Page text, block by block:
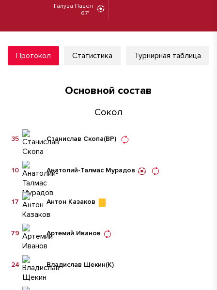
Галуза Павел
67'
Протокол Статистика Турнирная таблица
Основной состав
Сокол
Станислав Скопа(ВР)
35
Анатолий-Талмас Мурадов
10
Антон Казаков
17
Артемий Иванов
79
Владислав Щекин(К)
24